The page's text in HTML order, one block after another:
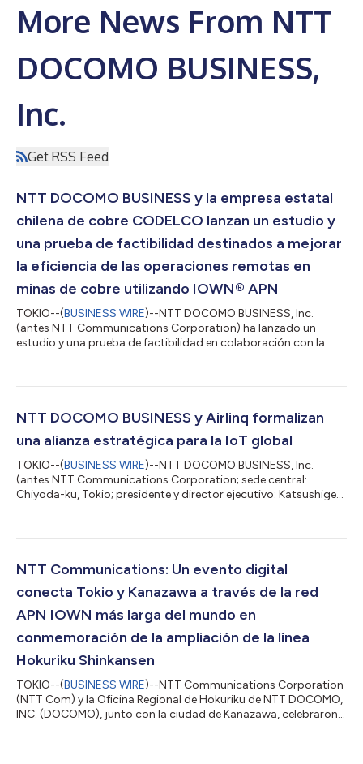
More News From NTT
DOCOMO BUSINESS,
Inc.
Get RSS Feed
NTT DOCOMO BUSINESS y la empresa estatal
chilena de cobre CODELCO lanzan un estudio y
una prueba de factibilidad destinados a mejorar
la eficiencia de las operaciones remotas en
minas de cobre utilizando IOWN® APN
TOKIO--(BUSINESS WIRE)--NTT DOCOMO BUSINESS, Inc.
(antes NTT Communications Corporation) ha lanzado un
estudio y una prueba de factibilidad en colaboración con la
CODELCO mediante una red IOWN® All-Photonics Network
investigación encargado por el Ministerio de Asuntos Internos y
Comunicaciones de Japón.2 Para hacer frente a los de...
NTT DOCOMO BUSINESS y Airlinq formalizan
una alianza estratégica para la IoT global
TOKIO--(BUSINESS WIRE)--NTT DOCOMO BUSINESS, Inc.
(antes NTT Communications Corporation; sede central:
Chiyoda-ku, Tokio; presidente y director ejecutivo: Katsushige
proveedor global de soluciones AIoT y plataforma de gestión
acaban de firmar una alianza estratégica para ampliar la oferta
NTT Communications: Un evento digital
conecta Tokio y Kanazawa a través de la red
APN IOWN más larga del mundo en
conmemoración de la ampliación de la línea
Hokuriku Shinkansen
TOKIO--(BUSINESS WIRE)--NTT Communications Corporation
(NTT Com) y la Oficina Regional de Hokuriku de NTT DOCOMO,
INC. (DOCOMO), junto con la ciudad de Kanazawa, celebraron